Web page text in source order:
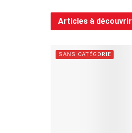
Articles à découvrir
SANS CATÉGORIE